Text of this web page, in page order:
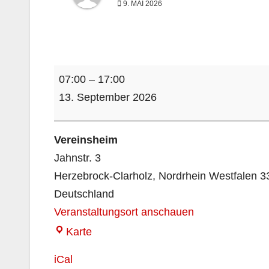
9. MAI 2026
Fußball
U12
07:00 – 17:00
13. September 2026
Vereinsheim
Jahnstr. 3
Herzebrock-Clarholz, Nordrhein Westfalen
Deutschland
Veranstaltungsort anschauen
KarteVereinsheim
iCal